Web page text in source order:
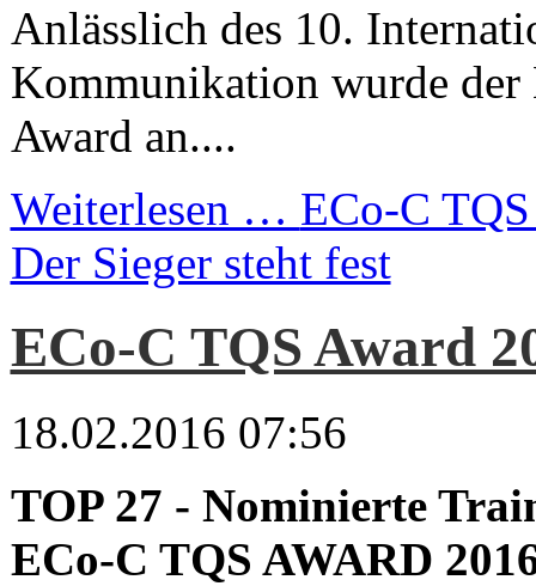
Anlässlich des 10.
Kommunikation wurde der
Award an....
Weiterlesen … ECo-C
Der Sieger steht fest
ECo-C TQS Award
18.02.2016 07:56
TOP 27 - Nominierte
ECo-C TQS AWARD